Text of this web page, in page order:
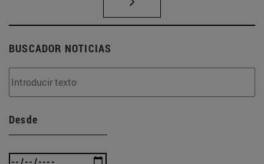
BUSCADOR NOTICIAS
Desde